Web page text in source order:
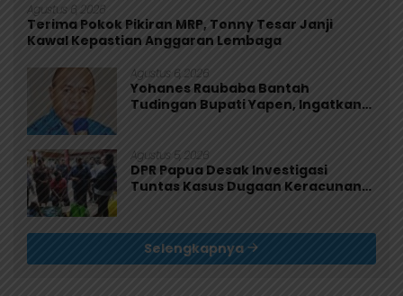
Agustus 6, 2026
Terima Pokok Pikiran MRP, Tonny Tesar Janji
Kawal Kepastian Anggaran Lembaga
Agustus 6, 2026
Yohanes Raubaba Bantah
Tudingan Bupati Yapen, Ingatkan
Agustus 5, 2026
DPR Papua Desak Investigasi
Tuntas Kasus Dugaan Keracunan
Selengkapnya